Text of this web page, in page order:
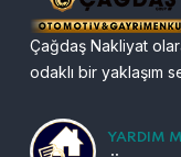
Çağdaş Nakliyat
odaklı bir yaklaşım
YARDIM